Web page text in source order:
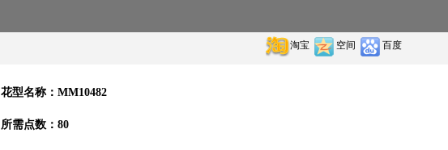
淘宝 空间 百度
花型名称： MM10482
所需点数： 80